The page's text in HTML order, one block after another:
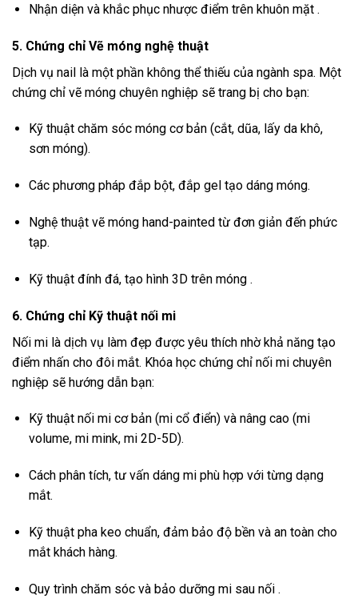
Nhận diện và khắc phục nhược điểm trên khuôn mặt .
5. Chứng chỉ Vẽ móng nghệ thuật
Dịch vụ nail là một phần không thể thiếu của ngành spa. Một
chứng chỉ vẽ móng chuyên nghiệp sẽ trang bị cho bạn:
Kỹ thuật chăm sóc móng cơ bản (cắt, dũa, lấy da khô,
sơn móng).
Các phương pháp đắp bột, đắp gel tạo dáng móng.
Nghệ thuật vẽ móng hand-painted từ đơn giản đến phức
tạp.
Kỹ thuật đính đá, tạo hình 3D trên móng .
6. Chứng chỉ Kỹ thuật nối mi
Nối mi là dịch vụ làm đẹp được yêu thích nhờ khả năng tạo
điểm nhấn cho đôi mắt. Khóa học chứng chỉ nối mi chuyên
nghiệp sẽ hướng dẫn bạn:
Kỹ thuật nối mi cơ bản (mi cổ điển) và nâng cao (mi
volume, mi mink, mi 2D-5D).
Cách phân tích, tư vấn dáng mi phù hợp với từng dạng
mắt.
Kỹ thuật pha keo chuẩn, đảm bảo độ bền và an toàn cho
mắt khách hàng.
Quy trình chăm sóc và bảo dưỡng mi sau nối .